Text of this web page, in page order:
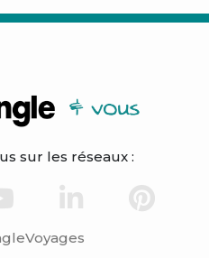
sur les réseaux :